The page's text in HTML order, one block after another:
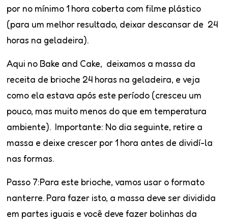
por no mínimo 1 hora coberta com filme plástico
(para um melhor resultado, deixar descansar de 24
horas na geladeira).
Aqui no Bake and Cake, deixamos a massa da
receita de brioche 24 horas na geladeira, e veja
como ela estava após este período (cresceu um
pouco, mas muito menos do que em temperatura
ambiente). Importante: No dia seguinte, retire a
massa e deixe crescer por 1 hora antes de dividí-la
nas formas.
Passo 7:Para este brioche, vamos usar o formato
nanterre. Para fazer isto, a massa deve ser dividida
em partes iguais e você deve fazer bolinhas da